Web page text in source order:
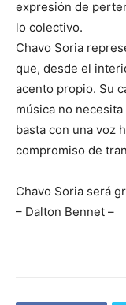
expresión de
lo colectivo.
Chavo Soria
que, desde el
acento propio. Su
música no
basta con una voz
compromiso de
Chavo Soria será
– Dalton Bennet –